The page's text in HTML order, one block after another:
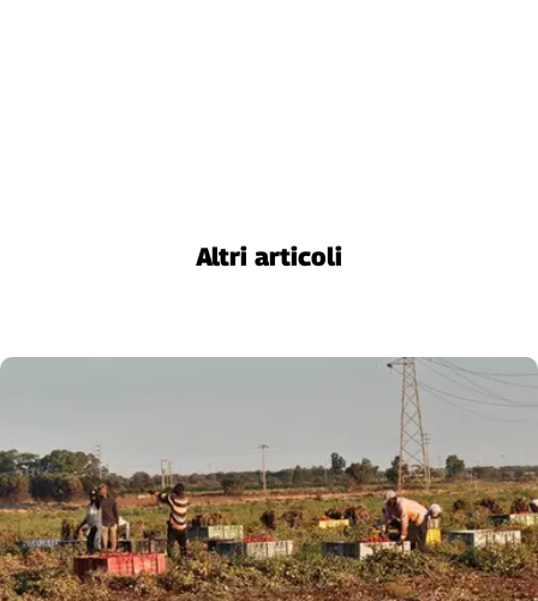
Archivio
Storico
1955-
2014
Altri articoli